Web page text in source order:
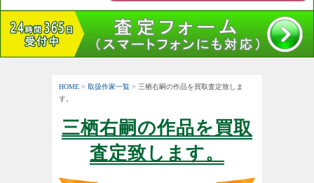
HOME > 取扱作家一覧 > 三栖右嗣の作品を買取査定致しま
す。
三栖右嗣の作品を買取
査定致します。